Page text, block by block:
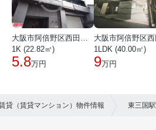
大阪市阿倍野区西田辺町１丁目
1K (22.82㎡)
5.8万円
1LDK (40.00㎡)
9万円
貸（賃貸マンション）物件情報 東三国駅